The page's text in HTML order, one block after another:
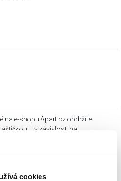
cookies
na e-shopu Apart.cz obdržíte
– v závislosti na
se tak stane krásným
příprav věnovat svým